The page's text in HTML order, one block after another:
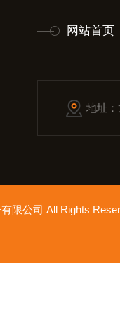
网站首页
地址
限公司 All Rights